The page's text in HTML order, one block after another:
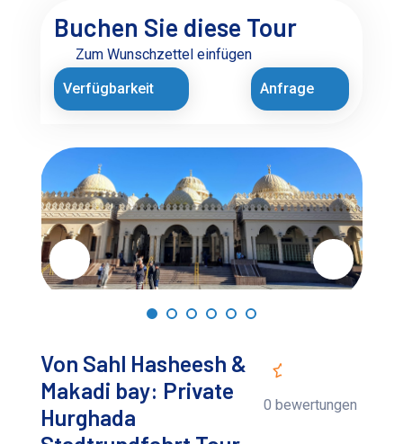
Von Sahl Hasheesh &
Makadi bay: Private
Hurghada
0 bewertungen
Buchen Sie diese Tour
Zum Wunschzettel einfügen
Verfügbarkeit
Anfrage